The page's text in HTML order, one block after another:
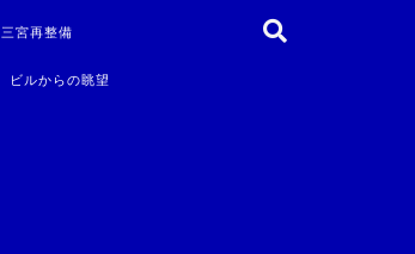
三宮再整備
ビルからの眺望